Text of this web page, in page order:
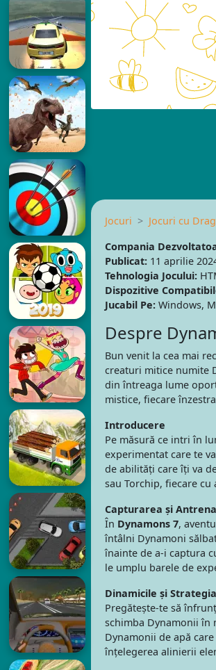
Jocuri Jocuri cu
Compania
Publicat:11 aprilie
Tehnologia Jocului:
Dispozitive
Jucabil Pe:Windows,
Despre
Bun venit la cea mai
creaturi mitice numite
din întreaga lume
mistice, fiecare
Introducere
Pe măsură ce intri în
experimentat care te
de abilități care îți va
sau Torchip, fiecare
Capturarea și
În Dynamons 7,
întâlni Dynamoni
înainte de a-i captura
le umplu barele de
Dinamicile și
Pregătește-te să
schimba Dynamonii
Dynamonii de apă
înțelegerea alinierii